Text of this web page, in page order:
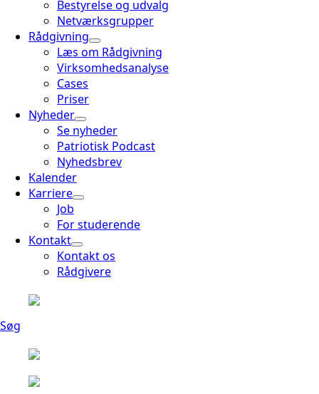
Bestyrelse og udvalg
Netværksgrupper
Rådgivning
Læs om Rådgivning
Virksomhedsanalyse
Cases
Priser
Nyheder
Se nyheder
Patriotisk Podcast
Nyhedsbrev
Kalender
Karriere
Job
For studerende
Kontakt
Kontakt os
Rådgivere
Søg